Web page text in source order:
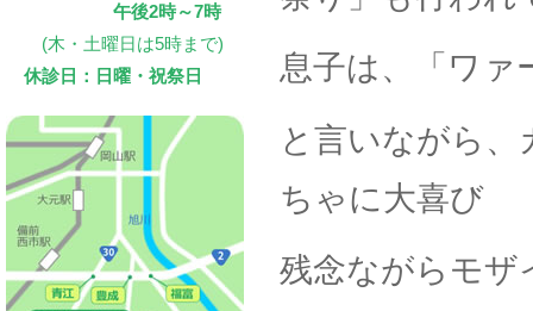
息子は、「ワァ
と言いながら
ちゃに大喜び
残念ながらモザ
午後2時～7時
(木・土曜日は5時まで)
休診日：日曜・祝祭日